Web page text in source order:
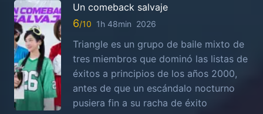
Un comeback salvaje
6 1h 48min 2026
Triangle es un grupo de baile mixto de
tres miembros que dominó las listas de
éxitos a principios de los años 2000,
antes de que un escándalo nocturno
pusiera fin a su racha de éxito